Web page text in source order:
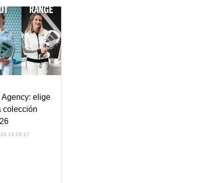
elige
colección
13:26:17